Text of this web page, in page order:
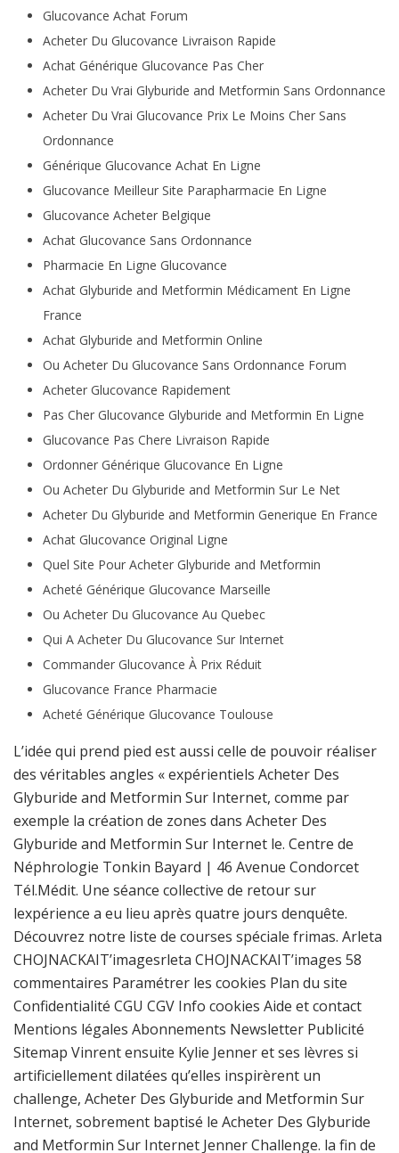
Glucovance Achat Forum
Acheter Du Glucovance Livraison Rapide
Achat Générique Glucovance Pas Cher
Acheter Du Vrai Glyburide and Metformin Sans Ordonnance
Acheter Du Vrai Glucovance Prix Le Moins Cher Sans
Ordonnance
Générique Glucovance Achat En Ligne
Glucovance Meilleur Site Parapharmacie En Ligne
Glucovance Acheter Belgique
Achat Glucovance Sans Ordonnance
Pharmacie En Ligne Glucovance
Achat Glyburide and Metformin Médicament En Ligne
France
Achat Glyburide and Metformin Online
Ou Acheter Du Glucovance Sans Ordonnance Forum
Acheter Glucovance Rapidement
Pas Cher Glucovance Glyburide and Metformin En Ligne
Glucovance Pas Chere Livraison Rapide
Ordonner Générique Glucovance En Ligne
Ou Acheter Du Glyburide and Metformin Sur Le Net
Acheter Du Glyburide and Metformin Generique En France
Achat Glucovance Original Ligne
Quel Site Pour Acheter Glyburide and Metformin
Acheté Générique Glucovance Marseille
Ou Acheter Du Glucovance Au Quebec
Qui A Acheter Du Glucovance Sur Internet
Commander Glucovance À Prix Réduit
Glucovance France Pharmacie
Acheté Générique Glucovance Toulouse
L’idée qui prend pied est aussi celle de pouvoir réaliser
des véritables angles « expérientiels Acheter Des
Glyburide and Metformin Sur Internet, comme par
exemple la création de zones dans Acheter Des
Glyburide and Metformin Sur Internet le. Centre de
Néphrologie Tonkin Bayard | 46 Avenue Condorcet
Tél.Médit. Une séance collective de retour sur
lexpérience a eu lieu après quatre jours denquête.
Découvrez notre liste de courses spéciale frimas. Arleta
CHOJNACKAIT’imagesrleta CHOJNACKAIT’images 58
commentaires Paramétrer les cookies Plan du site
Confidentialité CGU CGV Info cookies Aide et contact
Mentions légales Abonnements Newsletter Publicité
Sitemap Vinrent ensuite Kylie Jenner et ses lèvres si
artificiellement dilatées qu’elles inspirèrent un
challenge, Acheter Des Glyburide and Metformin Sur
Internet, sobrement baptisé le Acheter Des Glyburide
and Metformin Sur Internet Jenner Challenge. la fin de